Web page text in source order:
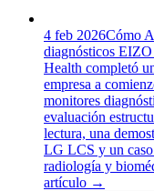
4 feb 2026Cómo
diagnósticos
Health completó
empresa a
monitores
evaluación
lectura, una
LG LCS y un caso
radiología y
artículo →